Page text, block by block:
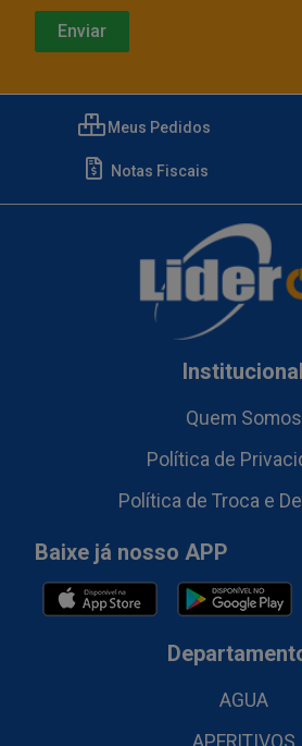
Meus Pedidos
Notas Fiscais
Institucional
Quem Somos
Política de
Política de Troca e
Baixe já nosso APP
AGUA
APERITIVOS